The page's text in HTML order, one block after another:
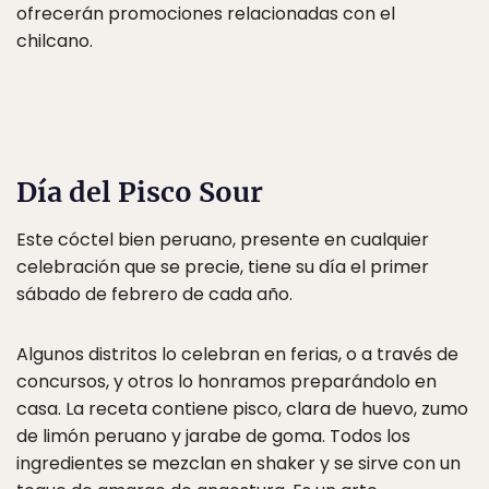
ofrecerán promociones relacionadas con el
chilcano.
Día del Pisco Sour
Este cóctel bien peruano, presente en cualquier
celebración que se precie, tiene su día el primer
sábado de febrero de cada año.
Algunos distritos lo celebran en ferias, o a través de
concursos, y otros lo honramos preparándolo en
casa. La receta contiene pisco, clara de huevo, zumo
de limón peruano y jarabe de goma. Todos los
ingredientes se mezclan en shaker y se sirve con un